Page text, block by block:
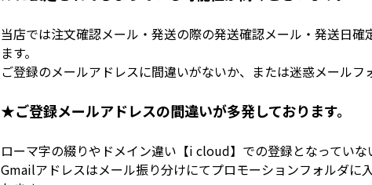
当店では注文確認メール・発送の際の発送確認メール・発送日確
ます。
ご登録のメールアドレスに間違いがないか、または迷惑メールフ
★ご登録メールアドレスの間違いが多発しております。
ローマ字の綴りやドメイン違い【i cloud】での登録となっていな
Gmailアドレスはメール振り分けにてプロモーションフォルダに